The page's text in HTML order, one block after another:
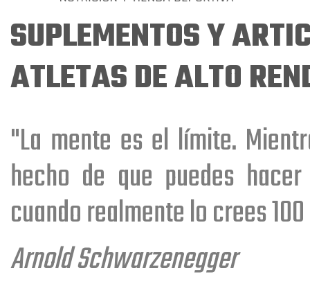
hepáticos
Creatina HCL
Minerales
esenciales
SUPLEMENTOS Y
ATLETAS DE ALTO
"La mente es el límite.
hecho de que puedes
cuando realmente lo crees
Arnold Schwarzenegger